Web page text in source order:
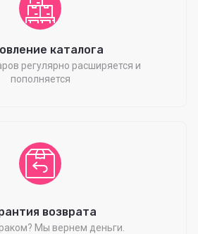
каталога
регулярно расширяется и
пополняется
возврата
Мы вернем деньги.